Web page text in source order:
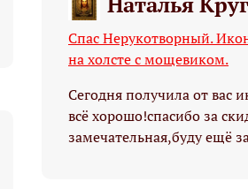
Спас Нерукотворный.
на холсте с мощевиком.
Сегодня получила от вас
всё хорошо!спасибо за
замечательная,буду ещё